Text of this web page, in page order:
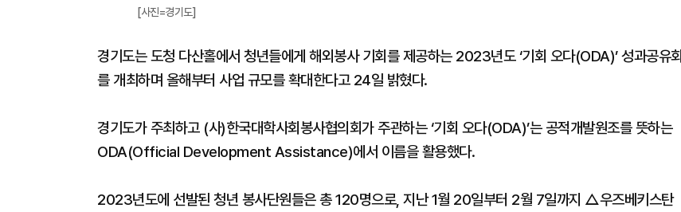
[사진=경기도]
경기도는 도청 다산홀에서 청년들에게 해외봉사 기회를 제공하는 2023년도 ‘기회 오다(ODA)’ 성과공유회
를 개최하며 올해부터 사업 규모를 확대한다고 24일 밝혔다.
경기도가 주최하고 (사)한국대학사회봉사협의회가 주관하는 ‘기회 오다(ODA)’는 공적개발원조를 뜻하는
ODA(Official Development Assistance)에서 이름을 활용했다.
2023년도에 선발된 청년 봉사단원들은 총 120명으로, 지난 1월 20일부터 2월 7일까지 △우즈베키스탄